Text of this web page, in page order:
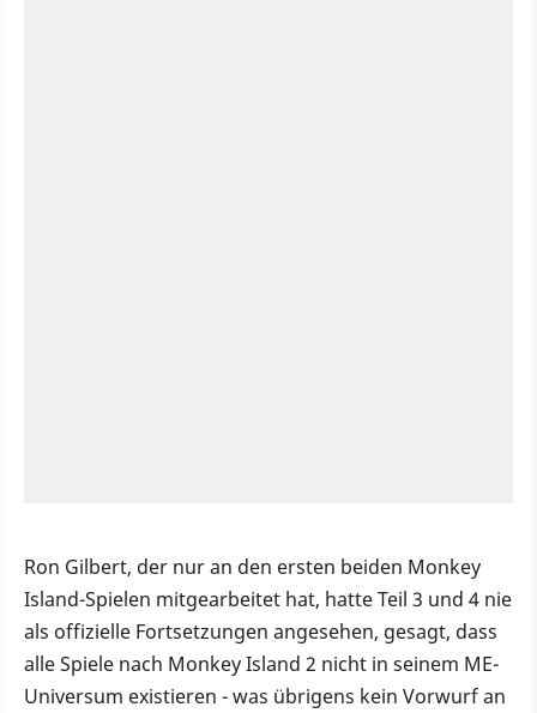
Ron Gilbert, der nur an den ersten beiden Monkey
Island-Spielen mitgearbeitet hat, hatte Teil 3 und 4 nie
als offizielle Fortsetzungen angesehen, gesagt, dass
alle Spiele nach Monkey Island 2 nicht in seinem ME-
Universum existieren - was übrigens kein Vorwurf an